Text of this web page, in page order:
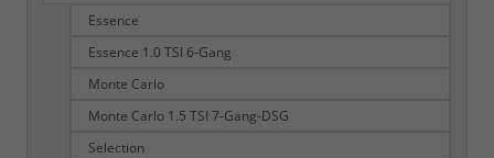
Essence
Essence 1.0 TSI 6-Gang
Monte Carlo
Monte Carlo 1.5 TSI 7-Gang-DSG
Selection